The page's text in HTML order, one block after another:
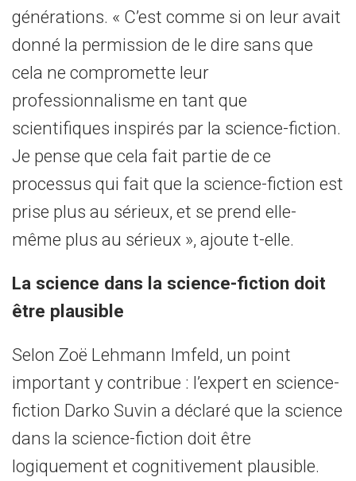
générations. « C’est comme si on leur avait
donné la permission de le dire sans que
cela ne compromette leur
professionnalisme en tant que
scientifiques inspirés par la science-fiction.
Je pense que cela fait partie de ce
processus qui fait que la science-fiction est
prise plus au sérieux, et se prend elle-
même plus au sérieux », ajoute t-elle.
La science dans la science-fiction doit
être plausible
Selon Zoë Lehmann Imfeld, un point
important y contribue : l’expert en science-
fiction Darko Suvin a déclaré que la science
dans la science-fiction doit être
logiquement et cognitivement plausible.